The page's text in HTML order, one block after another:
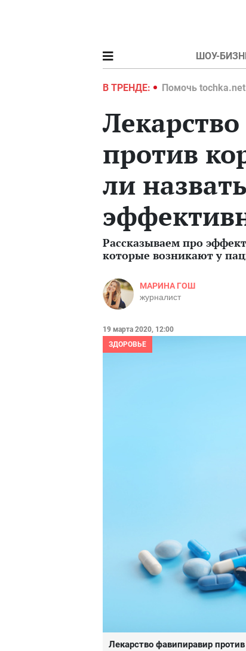
ШОУ-
В ТРЕНДЕ:
Война в Украине 2022 Помочь tochka.net
против
ли
Рассказываем про
которые возникают у
МАРИНА ГОШ
журналист
19 марта 2020, 12:00
ЗДОРОВЬЕ
Лекарство фавипиравир